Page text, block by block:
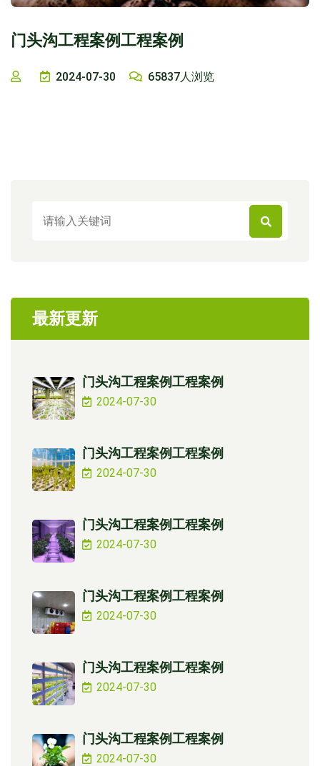
门头沟工程案例工程案例
2024-07-30 65837人浏览
最新更新
门头沟工程案例工程案例
2024-07-30
门头沟工程案例工程案例
2024-07-30
门头沟工程案例工程案例
2024-07-30
门头沟工程案例工程案例
2024-07-30
门头沟工程案例工程案例
2024-07-30
门头沟工程案例工程案例
2024-07-30